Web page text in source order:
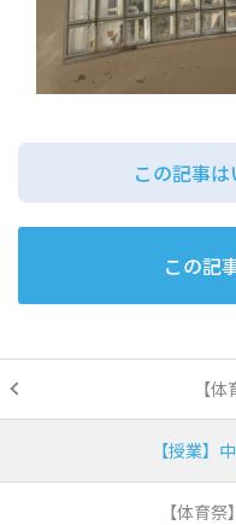
この記事
この記
【
【授業】
【体育